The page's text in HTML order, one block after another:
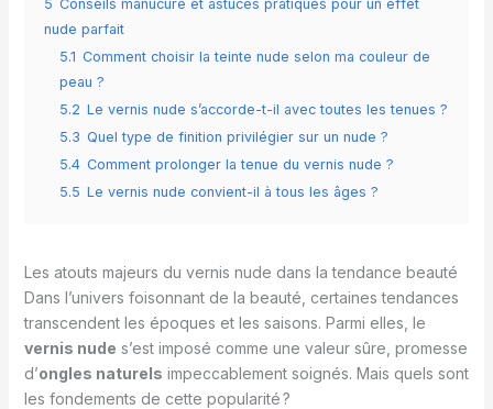
5 Conseils manucure et astuces pratiques pour un effet
nude parfait
5.1 Comment choisir la teinte nude selon ma couleur de
peau ?
5.2 Le vernis nude s’accorde-t-il avec toutes les tenues ?
5.3 Quel type de finition privilégier sur un nude ?
5.4 Comment prolonger la tenue du vernis nude ?
5.5 Le vernis nude convient-il à tous les âges ?
Les atouts majeurs du vernis nude dans la tendance beauté
Dans l’univers foisonnant de la beauté, certaines tendances
transcendent les époques et les saisons. Parmi elles, le
vernis nude s’est imposé comme une valeur sûre, promesse
d’ongles naturels impeccablement soignés. Mais quels sont
les fondements de cette popularité ?